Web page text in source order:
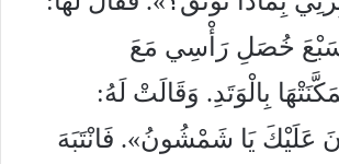
خُصَلِ رَأْسِي مَعَ
14فَمَكَّنَتْهَا بِالْوَتَدِ. وَقَالَتْ لَهُ:
عَلَيْكَ يَا شَمْشُونُ». فَانْتَبَهَ